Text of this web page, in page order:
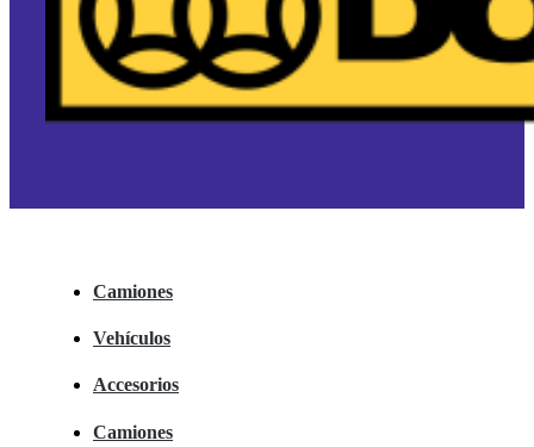
Camiones
Vehículos
Accesorios
Camiones